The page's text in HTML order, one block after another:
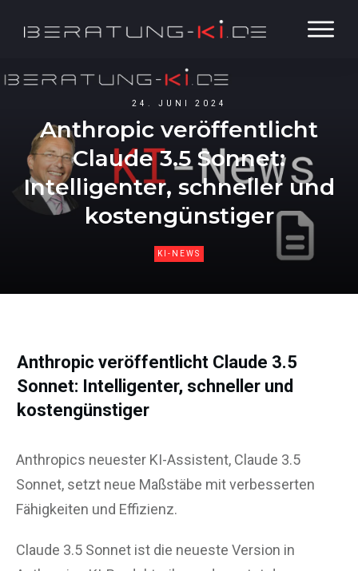
24. JUNI 2024
Anthropic veröffentlicht
Claude 3.5 Sonnet:
Intelligenter, schneller und
kostengünstiger
KI-NEWS
Anthropic veröffentlicht Claude 3.5
Sonnet: Intelligenter, schneller und
kostengünstiger
Anthropics neuester KI-Assistent, Claude 3.5
Sonnet, setzt neue Maßstäbe mit verbesserten
Fähigkeiten und Effizienz.
Claude 3.5 Sonnet ist die neueste Version in